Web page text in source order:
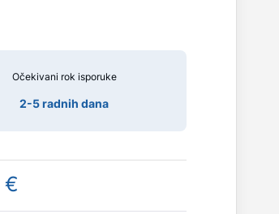
Očekivani rok isporuke
2-5 radnih dana
€